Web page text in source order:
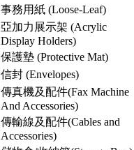
事務用紙 (Loose-Leaf)
亞加力展示架 (Acrylic
Display Holders)
保護墊 (Protective Mat)
信封 (Envelopes)
傳真機及配件(Fax Machine
And Accessories)
傳輸線及配件(Cables and
Accessories)